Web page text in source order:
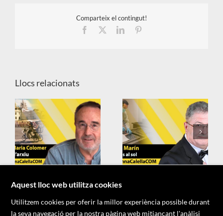
Comparteix el contingut!
Facebook
LinkedIn
Llocs relacionats
Aquest lloc web utilitza cookies
Utilitzem cookies per oferir la millor experiència possible durant
la seva navegació per la nostra pàgina web mitjançant l'anàlisi